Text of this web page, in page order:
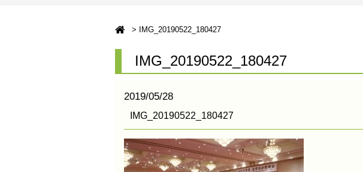
IMG_20190522_180427
IMG_20190522_180427
2019/05/28
IMG_20190522_180427